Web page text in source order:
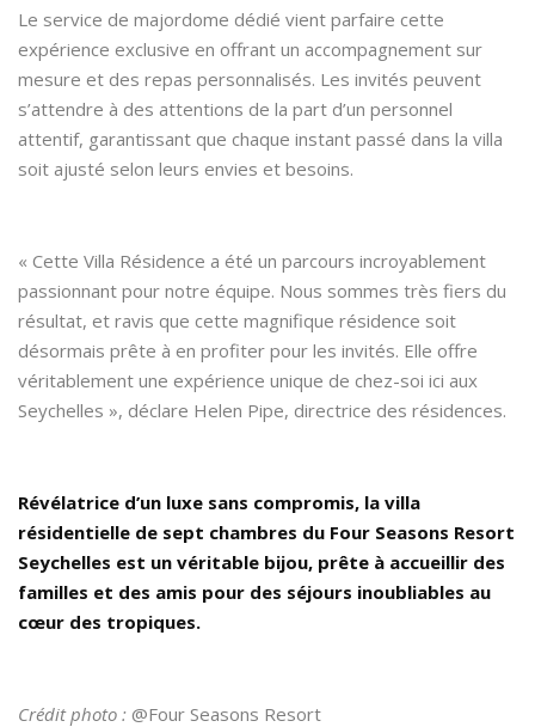
Le service de majordome dédié vient parfaire cette
expérience exclusive en offrant un accompagnement sur
mesure et des repas personnalisés. Les invités peuvent
s’attendre à des attentions de la part d’un personnel
attentif, garantissant que chaque instant passé dans la villa
soit ajusté selon leurs envies et besoins.
« Cette Villa Résidence a été un parcours incroyablement
passionnant pour notre équipe. Nous sommes très fiers du
résultat, et ravis que cette magnifique résidence soit
désormais prête à en profiter pour les invités. Elle offre
véritablement une expérience unique de chez-soi ici aux
Seychelles », déclare Helen Pipe, directrice des résidences.
Révélatrice d’un luxe sans compromis, la villa
résidentielle de sept chambres du Four Seasons Resort
Seychelles est un véritable bijou, prête à accueillir des
familles et des amis pour des séjours inoubliables au
cœur des tropiques.
Crédit photo : @Four Seasons Resort